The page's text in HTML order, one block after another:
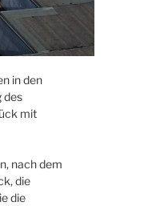
in den
des
mit
nach dem
die
die